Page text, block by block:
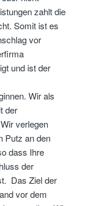
zahlt die
Somit ist es
vor
und ist der
Wir als
der
verlegen
Putz an den
dass Ihre
der
Das Ziel der
vor dem